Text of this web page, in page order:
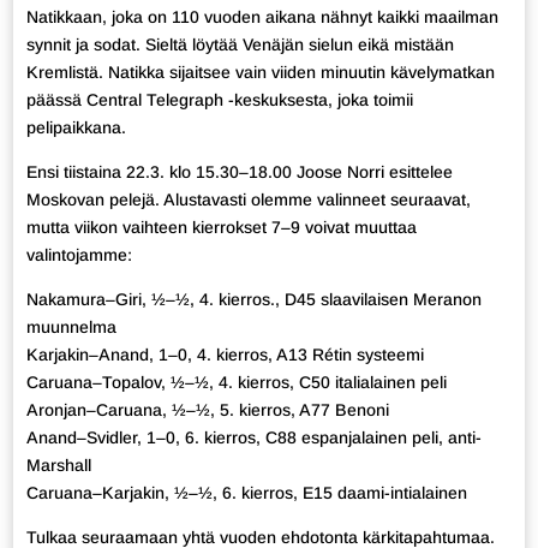
Natikkaan, joka on 110 vuoden aikana nähnyt kaikki maailman
synnit ja sodat. Sieltä löytää Venäjän sielun eikä mistään
Kremlistä. Natikka sijaitsee vain viiden minuutin kävelymatkan
päässä Central Telegraph -keskuksesta, joka toimii
pelipaikkana.
Ensi tiistaina 22.3. klo 15.30–18.00 Joose Norri esittelee
Moskovan pelejä. Alustavasti olemme valinneet seuraavat,
mutta viikon vaihteen kierrokset 7–9 voivat muuttaa
valintojamme:
Nakamura–Giri, ½–½, 4. kierros., D45 slaavilaisen Meranon
muunnelma
Karjakin–Anand, 1–0, 4. kierros, A13 Rétin systeemi
Caruana–Topalov, ½–½, 4. kierros, C50 italialainen peli
Aronjan–Caruana, ½–½, 5. kierros, A77 Benoni
Anand–Svidler, 1–0, 6. kierros, C88 espanjalainen peli, anti-
Marshall
Caruana–Karjakin, ½–½, 6. kierros, E15 daami-intialainen
Tulkaa seuraamaan yhtä vuoden ehdotonta kärkitapahtumaa.